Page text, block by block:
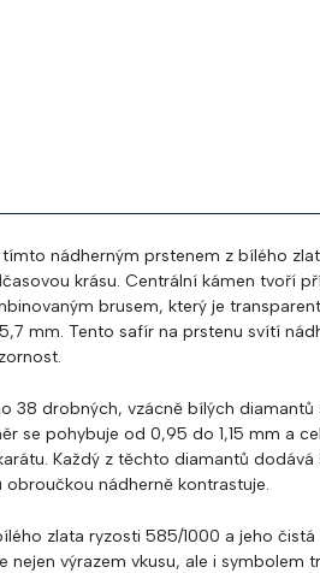
nádherným prstenem z bílého
krásu. Centrální kámen tvoří
brusem, který je
mm. Tento safír na prstenu svítí
38 drobných, vzácně bílých
se pohybuje od 0,95 do 1,15 mm a
Každý z těchto diamantů
obroučkou nádherně kontrastuje.
zlata ryzosti 585/1000 a jeho
nejen výrazem vkusu, ale i symbolem